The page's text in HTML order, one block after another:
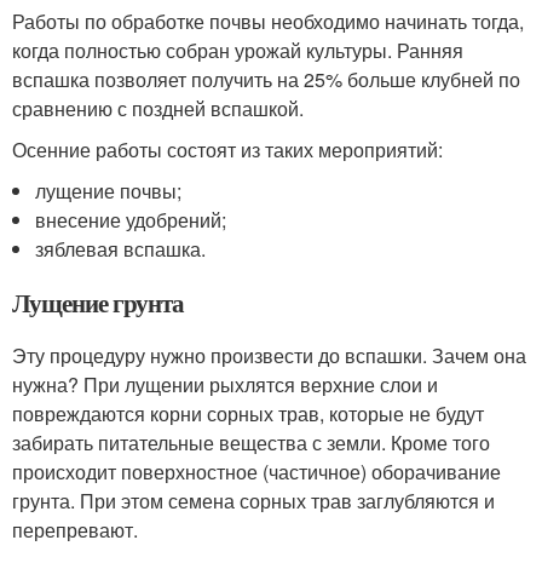
Работы по обработке почвы необходимо начинать тогда,
когда полностью собран урожай культуры. Ранняя
вспашка позволяет получить на 25% больше клубней по
сравнению с поздней вспашкой.
Осенние работы состоят из таких мероприятий:
лущение почвы;
внесение удобрений;
зяблевая вспашка.
Лущение грунта
Эту процедуру нужно произвести до вспашки. Зачем она
нужна? При лущении рыхлятся верхние слои и
повреждаются корни сорных трав, которые не будут
забирать питательные вещества с земли. Кроме того
происходит поверхностное (частичное) оборачивание
грунта. При этом семена сорных трав заглубляются и
перепревают.